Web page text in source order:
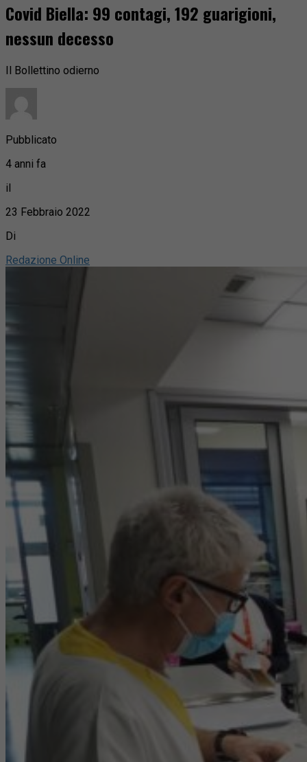
Covid Biella: 99 contagi, 192 guarigioni,
nessun decesso
Il Bollettino odierno
Pubblicato
4 anni fa
il
23 Febbraio 2022
Di
Redazione Online